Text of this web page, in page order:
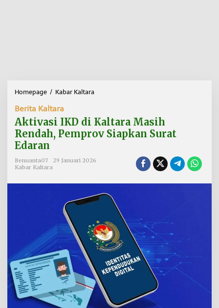
Homepage / Kabar Kaltara
i
v
a
I
i
l
t
a
r
M
a
s
Berita Kaltara
Aktivasi IKD di Kaltara Masih
Rendah, Pemprov Siapkan Surat
Edaran
Benuanta07
29 Januari 2026
Kabar Kaltara